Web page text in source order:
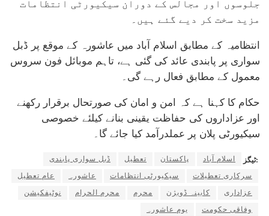
جلوسوں اور مجالس کے دوران سیکیورٹی انتظامات
مزید سخت کر دیے گئے ہیں۔
انتظامیہ کے مطابق اسلام آباد میں عاشورہ کے موقع پر ڈبل
سواری پر پابندی عائد کی گئی ہے، تاہم موبائل فون سروس
معمول کے مطابق فعال رہے گی۔
حکام کا کہنا ہے کہ امن و امان کی صورتحال برقرار رکھنے
اور عزاداروں کی حفاظت یقینی بنانے کیلئے خصوصی
سیکیورٹی پلان پر عملدرآمد کیا جائے گا۔
ٹیگز: اسلام آباد پاکستان تعطیل
ڈبل سواری پابندی
سرکاری تعطیلات
سیکیورٹی انتظامات عاشورہ
عام تعطیل
عزاداری
کابینہ ڈویژن محرم محرم الحرام
نوٹیفکیشن
وفاقی حکومت
یوم عاشورہ